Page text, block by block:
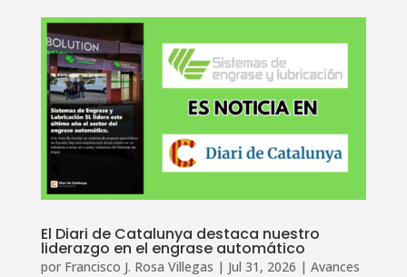
El Diari de Catalunya destaca nuestro
liderazgo en el engrase automático
por Francisco J. Rosa Villegas | Jul 31, 2026 | Avances